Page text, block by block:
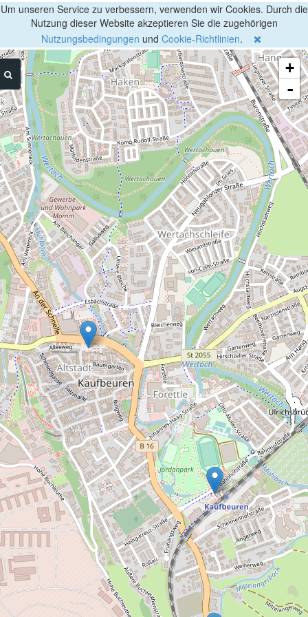
Um unseren Service zu verbessern, verwenden wir Cookies. Durch die
Nutzung dieser Website akzeptieren Sie die zugehörigen
Nutzungsbedingungen und Cookie-Richtlinien.
+
-